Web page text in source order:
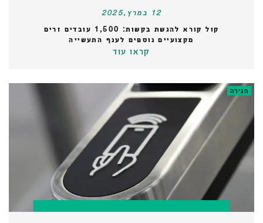
12 במרץ,2025
קול קורא להגשת בקשות: 1,500 עובדים זרים
מקצועיים נוספים לענף התעשייה
קראו עוד
הגירה